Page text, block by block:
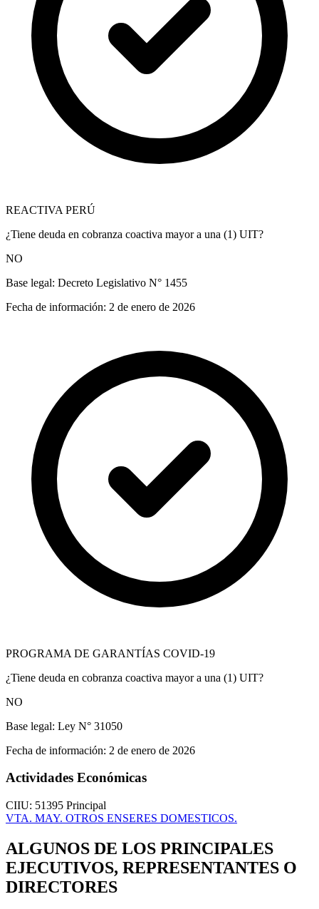
REACTIVA PERÚ
¿Tiene deuda en cobranza coactiva mayor a una (1) UIT?
NO
Base legal: Decreto Legislativo N° 1455
Fecha de información: 2 de enero de 2026
PROGRAMA DE GARANTÍAS COVID-19
¿Tiene deuda en cobranza coactiva mayor a una (1) UIT?
NO
Base legal: Ley N° 31050
Fecha de información: 2 de enero de 2026
Actividades Económicas
CIIU: 51395 Principal
VTA. MAY. OTROS ENSERES DOMESTICOS.
ALGUNOS DE LOS PRINCIPALES
EJECUTIVOS, REPRESENTANTES O
DIRECTORES